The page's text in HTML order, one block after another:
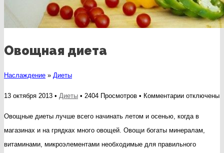
Овощная диета
Наслаждение » Диеты
13 октября 2013 • Диеты • 2404 Просмотров • Комментариикотключены
Овощные диеты лучше всего начинать летом и осенью, когда в
магазинах и на грядках много овощей. Овощи богаты минералам,
витаминами, микроэлементами необходимые для правильного